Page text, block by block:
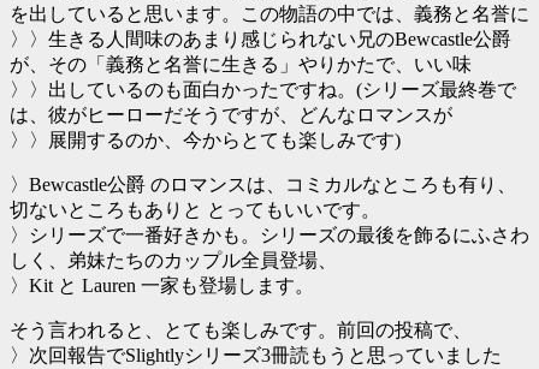
を出していると思います。この物語の中では、義務と名誉に
〉〉生きる人間味のあまり感じられない兄のBewcastle公爵
が、その「義務と名誉に生きる」やりかたで、いい味
〉〉出しているのも面白かったですね。(シリーズ最終巻で
は、彼がヒーローだそうですが、どんなロマンスが
〉〉展開するのか、今からとても楽しみです)
〉Bewcastle公爵 のロマンスは、コミカルなところも有り、
切ないところもありと とってもいいです。
〉シリーズで一番好きかも。シリーズの最後を飾るにふさわ
しく、弟妹たちのカップル全員登場、
〉Kit と Lauren 一家も登場します。
そう言われると、とても楽しみです。前回の投稿で、
〉次回報告でSlightlyシリーズ3冊読もうと思っていました